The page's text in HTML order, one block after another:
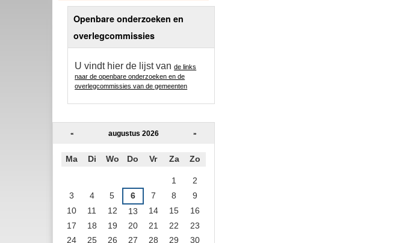
Openbare onderzoeken en
overlegcommissies
U vindt hier de lijst vande links
naar de openbare onderzoeken en de
overlegcommissies van de gemeenten
« augustus 2026 »
Ma Di Wo Do Vr Za Zo
1
2
3
4 5 6 7 8
9
10
11 12 13 14 15
16
17
18 19 20 21 22
23
24
25 26 27 28 29 30